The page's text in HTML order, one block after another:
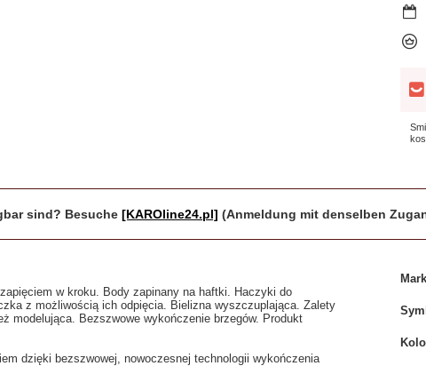
sind? Besuche [KAROline24.pl] (Anmeldung mit denselben
w kroku. Body zapinany na haftki. Haczyki do
z możliwością ich odpięcia. Bielizna wyszczuplająca. Zalety
modelująca. Bezszwowe wykończenie brzegów. Produkt
dzięki bezszwowej, nowoczesnej technologii wykończenia